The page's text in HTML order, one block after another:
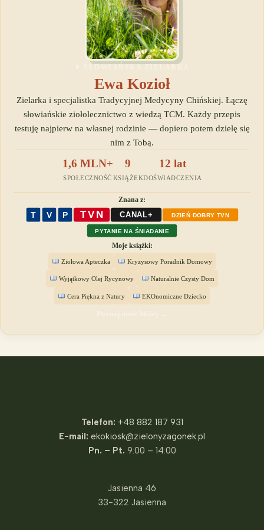
Ewa Kozioł
Zielarka i specjalistka Tradycyjnej Medycyny Chińskiej. Łączę
słowiańskie ziołolecznictwo z wiedzą TCM. Każdy przepis
testuję najpierw na własnej rodzinie — dopiero potem dzielę się
nim z Tobą.
1,6 MLN+
SPOŁECZNOŚĆ
9
KSIĄŻEK
12 lat
DOŚWIADCZENIA
Znana z:
T V P TVN CANAL+ DZIEŃ DOBRY TVN
PYTANIE NA ŚNIADANIE
Moje książki:
Ziołowa Apteczka Kryzysowy Poradnik Domowy
Wyjątkowy Olej Rycynowy Naturalnie Czysty Dom
Cera Piękna z Natury EKOnomiczne Dziecko
Telefon: +48 882 187 931
E-mail: ekokiosk@zielonyzagonek.pl
Pn. – Pt. 9:00 – 14:00
Jasienna 46
33-322 Jasienna